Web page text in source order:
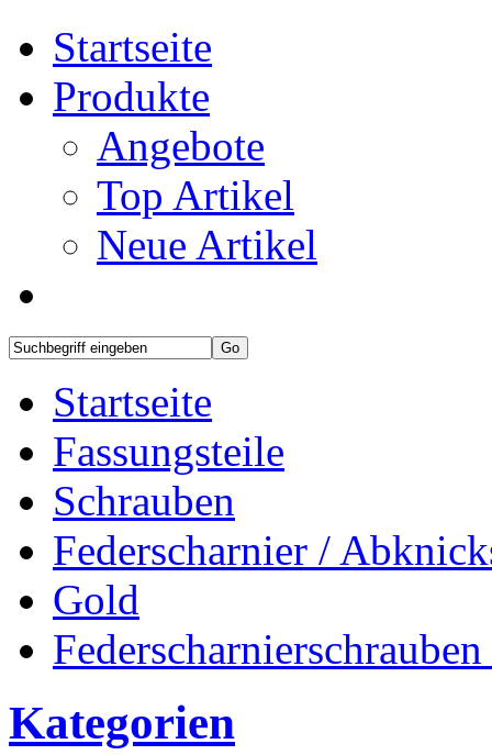
Startseite
Produkte
Angebote
Top Artikel
Neue Artikel
Startseite
Fassungsteile
Schrauben
Federscharnier /
Gold
Kategorien